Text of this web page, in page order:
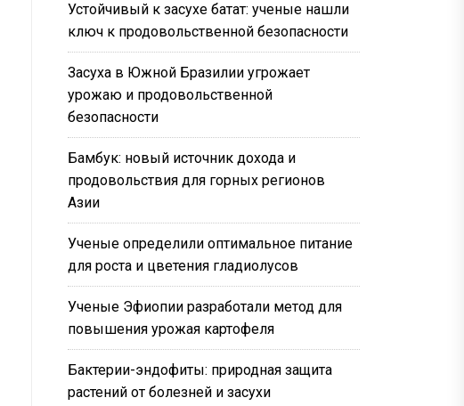
Устойчивый к засухе батат: ученые нашли
ключ к продовольственной безопасности
Засуха в Южной Бразилии угрожает
урожаю и продовольственной
безопасности
Бамбук: новый источник дохода и
продовольствия для горных регионов
Азии
Ученые определили оптимальное питание
для роста и цветения гладиолусов
Ученые Эфиопии разработали метод для
повышения урожая картофеля
Бактерии-эндофиты: природная защита
растений от болезней и засухи